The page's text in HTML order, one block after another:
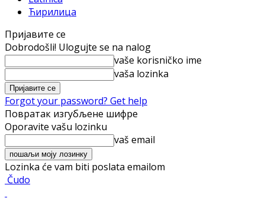
Ћирилица
Пријавите се
Dobrodošli! Ulogujte se na nalog
vaše korisničko ime
vaša lozinka
Forgot your password? Get help
Повратак изгубљене шифре
Oporavite vašu lozinku
vaš email
Lozinka će vam biti poslata emailom
Čudo